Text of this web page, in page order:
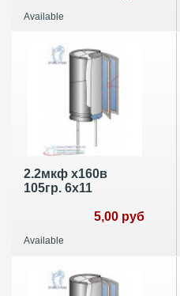
Available
2.2мкф х160в
105гр. 6х11
5,00 руб
Available